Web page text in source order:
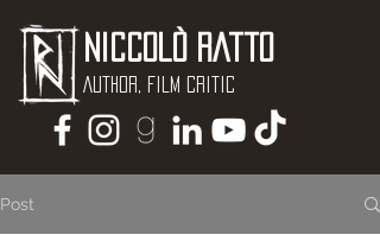
Niccolò Ratto
Author, Film critic
Post